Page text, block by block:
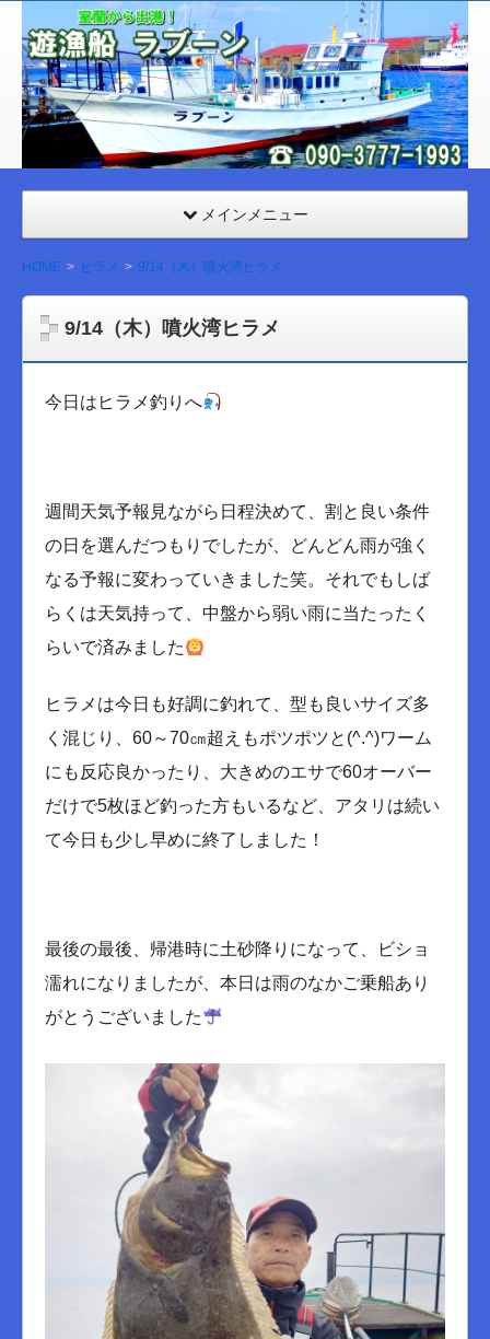
室
蘭
遊漁
船
ラブ
ーン
メインメニュー
HOME ヒラメ 9/14（木）噴火湾ヒラメ
9/14（木）噴火湾ヒラメ
今日はヒラメ釣りへ
週間天気予報見ながら日程決めて、割と良い条件
の日を選んだつもりでしたが、どんどん雨が強く
なる予報に変わっていきました笑。それでもしば
らくは天気持って、中盤から弱い雨に当たったく
らいで済みました
ヒラメは今日も好調に釣れて、型も良いサイズ多
く混じり、60～70㎝超えもポツポツと(^.^)ワーム
にも反応良かったり、大きめのエサで60オーバー
だけで5枚ほど釣った方もいるなど、アタリは続い
て今日も少し早めに終了しました！
最後の最後、帰港時に土砂降りになって、ビショ
濡れになりましたが、本日は雨のなかご乗船あり
がとうございました